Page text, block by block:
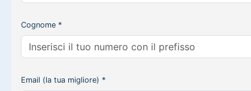
Cognome *
Email (la tua migliore) *